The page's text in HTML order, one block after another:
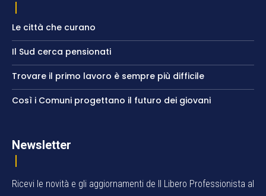
Le città che curano
Il Sud cerca pensionati
Trovare il primo lavoro è sempre più difficile
Così i Comuni progettano il futuro dei giovani
Newsletter
Ricevi le novità e gli aggiornamenti de Il Libero Professionista al